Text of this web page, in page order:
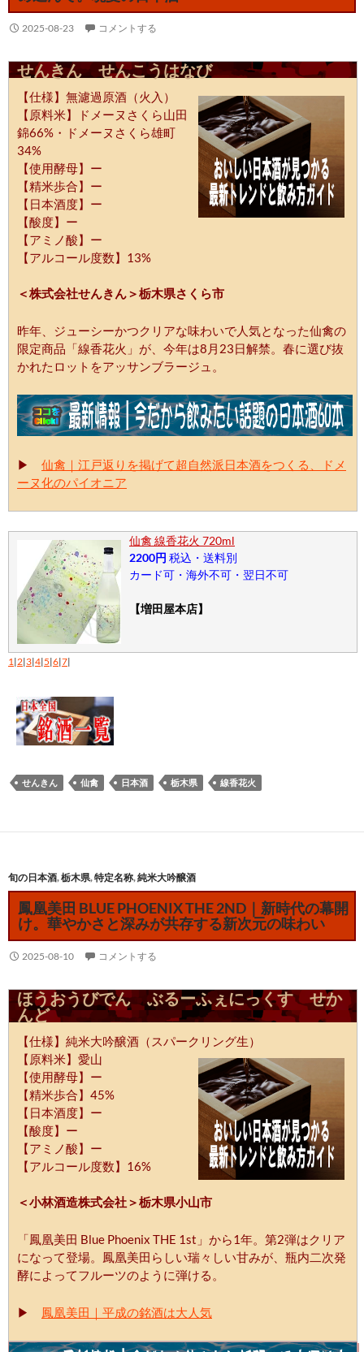
2025-08-23 コメントする
せんきん せんこうはなび
【仕様】無濾過原酒（火入）
【原料米】ドメーヌさくら山田
錦66%・ドメーヌさくら雄町
34%
【使用酵母】ー
【精米歩合】ー
【日本酒度】ー
【酸度】ー
【アミノ酸】ー
【アルコール度数】13%
＜株式会社せんきん＞栃木県さくら市
昨年、ジューシーかつクリアな味わいで人気となった仙禽の
限定商品「線香花火」が、今年は8月23日解禁。春に選び抜
かれたロットをアッサンブラージュ。
▶ 仙禽｜江戸返りを掲げて超自然派日本酒をつくる、ドメ
ーヌ化のパイオニア
仙禽 線香花火 720ml
2200円 税込・送料別
カード可・海外不可・翌日不可
【増田屋本店】
1 |2|3|4|5|6|7|
せんきん 仙禽 日本酒 栃木県 線香花火
旬の日本酒,栃木県,特定名称,純米大吟醸酒
鳳凰美田 BLUE PHOENIX THE 2ND｜新時代の幕開
け。華やかさと深みが共存する新次元の味わい
2025-08-10 コメントする
ほうおうびでん ぶるーふぇにっくす せか
んど
【仕様】純米大吟醸酒（スパークリング生）
【原料米】愛山
【使用酵母】ー
【精米歩合】45%
【日本酒度】ー
【酸度】ー
【アミノ酸】ー
【アルコール度数】16%
＜小林酒造株式会社＞栃木県小山市
「鳳凰美田 Blue Phoenix THE 1st」から1年。第2弾はクリア
になって登場。鳳凰美田らしい瑞々しい甘みが、瓶内二次発
酵によってフルーツのように弾ける。
▶ 鳳凰美田｜平成の銘酒は大人気